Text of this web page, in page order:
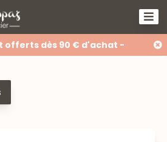
offerts dès 90 € d'achat -